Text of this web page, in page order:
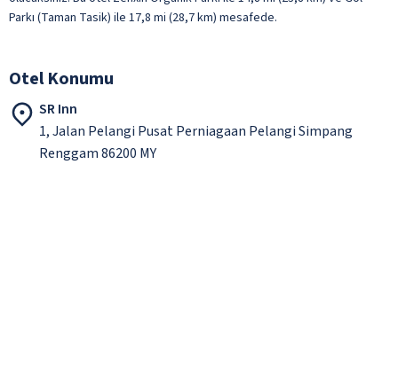
Parkı (Taman Tasik) ile 17,8 mi (28,7 km) mesafede.
Otel Konumu
SR Inn
1, Jalan Pelangi Pusat Perniagaan Pelangi Simpang
Renggam 86200 MY